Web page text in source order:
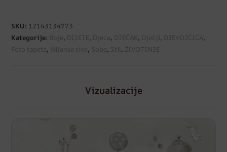
SKU: 12143134773
Kategorije: Boje, DIJETE, Djeca, DJEČAK, Dječji, DJEVOJČICA,
Foto tapete, Nijanse sive, Sobe, Stil, ŽIVOTINJE
Vizualizacije